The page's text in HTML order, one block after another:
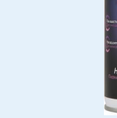
Akustické
Akustické systémy
Akustické systémy
Reproduktory pro